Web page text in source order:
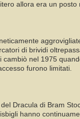
allora era un
di brividi
nel 1975
furono limitati.
Dracula di Bram
hanno